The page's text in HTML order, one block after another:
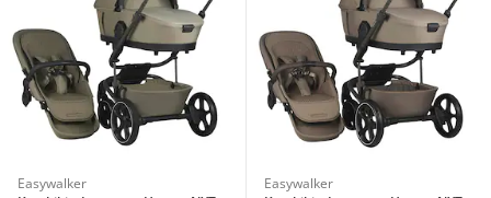
Easywalker
Easywalker